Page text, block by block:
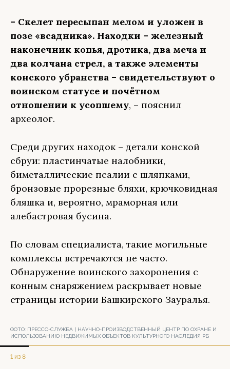
– Скелет пересыпан мелом и уложен в
позе «всадника». Находки – железный
наконечник копья, дротика, два меча и
два колчана стрел, а также элементы
конского убранства – свидетельствуют о
воинском статусе и почётном
отношении к усопшему, – пояснил
археолог.
Среди других находок – детали конской
сбруи: пластинчатые налобники,
биметаллические псалии с шляпками,
бронзовые прорезные бляхи, крючковидная
бляшка и, вероятно, мраморная или
алебастровая бусина.
По словам специалиста, такие могильные
комплексы встречаются не часто.
Обнаружение воинского захоронения с
конным снаряжением раскрывает новые
страницы истории Башкирского Зауралья.
ФОТО: ПРЕССС-СЛУЖБА | НАУЧНО-ПРОИЗВОДСТВЕННЫЙ ЦЕНТР ПО ОХРАНЕ И
ИСПОЛЬЗОВАНИЮ НЕДВИЖИМЫХ ОБЪЕКТОВ КУЛЬТУРНОГО НАСЛЕДИЯ РБ
1 из 8